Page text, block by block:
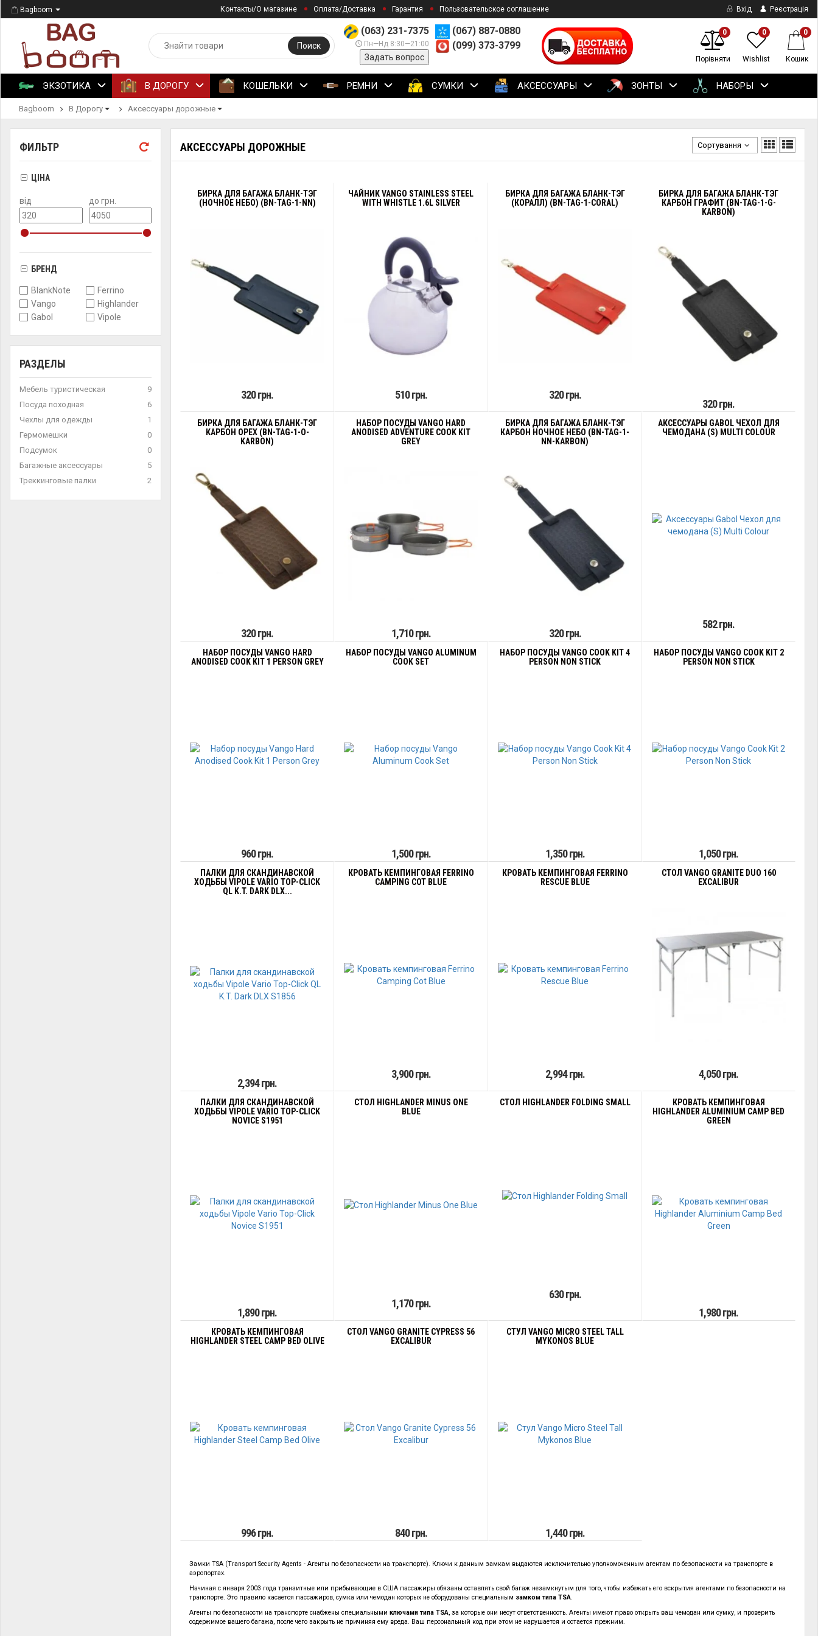
Bagboom Контакты/О магазине Оплата/Доставка Гарантия Пользовательское соглашение Вхід Реєстрація
(063) 231-7375
Пн—Нд 8:30—21:00
Задать вопрос
(067) 887-0880
(099) 373-3799
Поиск
0
Порівняти
0
Wishlist
0
Кошик
ЭКЗОТИКА В ДОРОГУ КОШЕЛЬКИ РЕМНИ СУМКИ АКСЕССУАРЫ ЗОНТЫ НАБОРЫ
Bagboom В Дорогу Аксессуары дорожные
ФИЛЬТР
ЦІНА
від до грн.
БРЕНД
BlankNote
Ferrino
Vango
Highlander
Gabol
Vipole
РАЗДЕЛЫ
Мебель туристическая
9
Посуда походная
6
Чехлы для одежды
1
Гермомешки
0
Подсумок
0
Багажные аксессуары
5
Треккинговые палки
2
АКСЕССУАРЫ ДОРОЖНЫЕ Сортування
БИРКА ДЛЯ БАГАЖА БЛАНК-ТЭГ
(НОЧНОЕ НЕБО) (BN-TAG-1-NN)
320 грн.
ЧАЙНИК VANGO STAINLESS STEEL
WITH WHISTLE 1.6L SILVER
510 грн.
БИРКА ДЛЯ БАГАЖА БЛАНК-ТЭГ
(КОРАЛЛ) (BN-TAG-1-CORAL)
320 грн.
БИРКА ДЛЯ БАГАЖА БЛАНК-ТЭГ
КАРБОН ГРАФИТ (BN-TAG-1-G-
KARBON)
320 грн.
БИРКА ДЛЯ БАГАЖА БЛАНК-ТЭГ
КАРБОН ОРЕХ (BN-TAG-1-O-
KARBON)
320 грн.
НАБОР ПОСУДЫ VANGO HARD
ANODISED ADVENTURE COOK KIT
GREY
1,710 грн.
БИРКА ДЛЯ БАГАЖА БЛАНК-ТЭГ
КАРБОН НОЧНОЕ НЕБО (BN-TAG-1-
NN-KARBON)
320 грн.
АКСЕССУАРЫ GABOL ЧЕХОЛ ДЛЯ
ЧЕМОДАНА (S) MULTI COLOUR
582 грн.
НАБОР ПОСУДЫ VANGO HARD
ANODISED COOK KIT 1 PERSON GREY
960 грн.
НАБОР ПОСУДЫ VANGO ALUMINUM
COOK SET
1,500 грн.
НАБОР ПОСУДЫ VANGO COOK KIT 4
PERSON NON STICK
1,350 грн.
НАБОР ПОСУДЫ VANGO COOK KIT 2
PERSON NON STICK
1,050 грн.
ПАЛКИ ДЛЯ СКАНДИНАВСКОЙ
ХОДЬБЫ VIPOLE VARIO TOP-CLICK
QL K.T. DARK DLX...
2,394 грн.
КРОВАТЬ КЕМПИНГОВАЯ FERRINO
CAMPING COT BLUE
3,900 грн.
КРОВАТЬ КЕМПИНГОВАЯ FERRINO
RESCUE BLUE
2,994 грн.
СТОЛ VANGO GRANITE DUO 160
EXCALIBUR
4,050 грн.
ПАЛКИ ДЛЯ СКАНДИНАВСКОЙ
ХОДЬБЫ VIPOLE VARIO TOP-CLICK
NOVICE S1951
1,890 грн.
СТОЛ HIGHLANDER MINUS ONE
BLUE
1,170 грн.
СТОЛ HIGHLANDER FOLDING SMALL
630 грн.
КРОВАТЬ КЕМПИНГОВАЯ
HIGHLANDER ALUMINIUM CAMP BED
GREEN
1,980 грн.
КРОВАТЬ КЕМПИНГОВАЯ
HIGHLANDER STEEL CAMP BED OLIVE
996 грн.
СТОЛ VANGO GRANITE CYPRESS 56
EXCALIBUR
840 грн.
СТУЛ VANGO MICRO STEEL TALL
MYKONOS BLUE
1,440 грн.
Замки TSA (Transport Security Agents - Агенты по безопасности на транспорте). Ключи к данным замкам выдаются исключительно уполномоченным агентам по безопасности на транспорте в
аэропортах.
Начиная с января 2003 года транзитные или прибывающие в США пассажиры обязаны оставлять свой багаж незамкнутым для того, чтобы избежать его вскрытия агентами по безопасности на
транспорте. Это правило касается пассажиров, сумка или чемодан которых не оборудованы специальным замком типа TSA.
Агенты по безопасности на транспорте снабжены специальнымиключами типа TSA, за которые они несут ответственность. Агенты имеют право открыть ваш чемодан или сумку, и проверить
содержимое вашего багажа, после чего закрыть не причиняя ему вреда. Ваш персональный код при этом не нарушается и остается прежним.